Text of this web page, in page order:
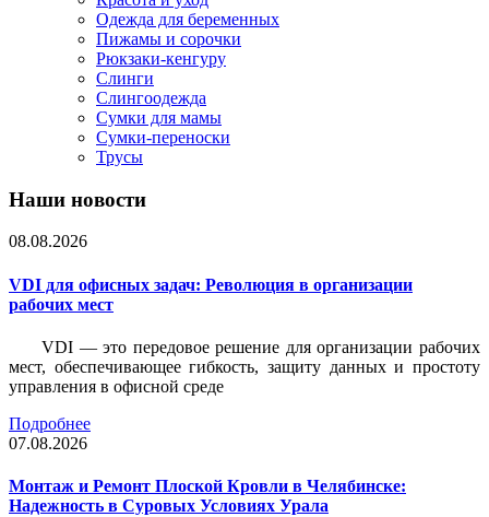
Одежда для беременных
Пижамы и сорочки
Рюкзаки-кенгуру
Слинги
Слингоодежда
Сумки для мамы
Сумки-переноски
Трусы
Наши новости
08.08.2026
VDI для офисных задач: Революция в организации
рабочих мест
VDI — это передовое решение для организации рабочих
мест, обеспечивающее гибкость, защиту данных и простоту
управления в офисной среде
Подробнее
07.08.2026
Монтаж и Ремонт Плоской Кровли в Челябинске:
Надежность в Суровых Условиях Урала